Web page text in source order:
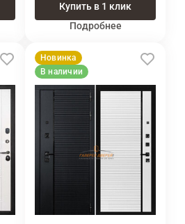
Купить в 1 клик
Подробнее
Новинка
В наличии